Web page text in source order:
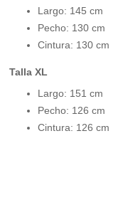
Largo: 145 cm
Pecho: 130 cm
Cintura: 130 cm
Talla XL
Largo: 151 cm
Pecho: 126 cm
Cintura: 126 cm